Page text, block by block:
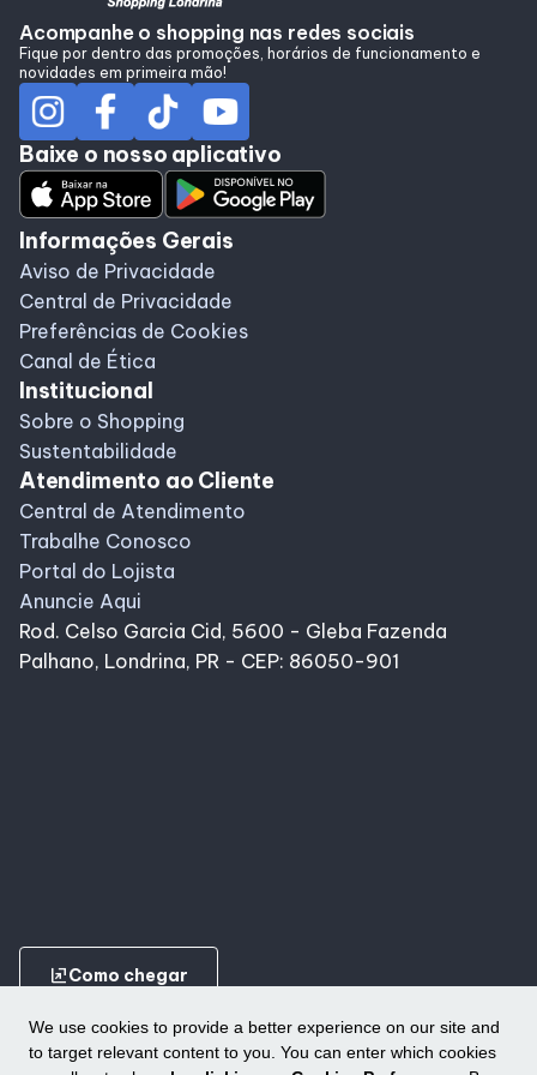
We use cookies to provide a better experience on our site and
to target relevant content to you. You can enter which cookies
Programa de Benefícios
Acompanhe o shopping nas redes sociais
Fique por dentro das promoções, horários de funcionamento e
novidades em primeira mão!
Baixe o nosso aplicativo
Informações Gerais
Aviso de Privacidade
Central de Privacidade
Preferências de Cookies
Canal de Ética
Institucional
Sobre o Shopping
Sustentabilidade
Atendimento ao Cliente
Central de Atendimento
Trabalhe Conosco
Portal do Lojista
Anuncie Aqui
Rod. Celso Garcia Cid, 5600 - Gleba Fazenda
Palhano, Londrina, PR - CEP: 86050-901
ungroupComo chegar